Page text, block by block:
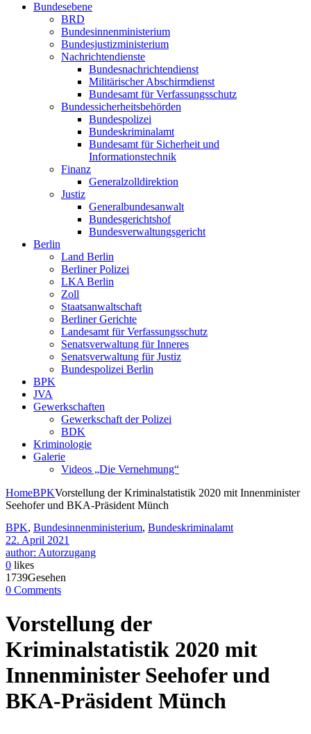
Bundesebene
BRD
Bundesinnenministerium
Bundesjustizministerium
Nachrichtendienste
Bundesnachrichtendienst
Militärischer Abschirmdienst
Bundesamt für Verfassungsschutz
Bundessicherheitsbehörden
Bundespolizei
Bundeskriminalamt
Bundesamt für Sicherheit und
Informationstechnik
Finanz
Generalzolldirektion
Justiz
Generalbundesanwalt
Bundesgerichtshof
Bundesverwaltungsgericht
Berlin
Land Berlin
Berliner Polizei
LKA Berlin
Zoll
Staatsanwaltschaft
Berliner Gerichte
Landesamt für Verfassungsschutz
Senatsverwaltung für Inneres
Senatsverwaltung für Justiz
Bundespolizei Berlin
BPK
JVA
Gewerkschaften
Gewerkschaft der Polizei
BDK
Kriminologie
Galerie
Videos „Die Vernehmung“
HomeBPKVorstellung der Kriminalstatistik 2020 mit Innenminister
Seehofer und BKA-Präsident Münch
BPK, Bundesinnenministerium, Bundeskriminalamt
22. April 2021
author: Autorzugang
0 likes
1739Gesehen
0 Comments
Vorstellung der
Kriminalstatistik 2020 mit
Innenminister Seehofer und
BKA-Präsident Münch